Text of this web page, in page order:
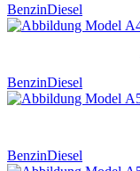
BenzinDiesel
BenzinDiesel
BenzinDiesel